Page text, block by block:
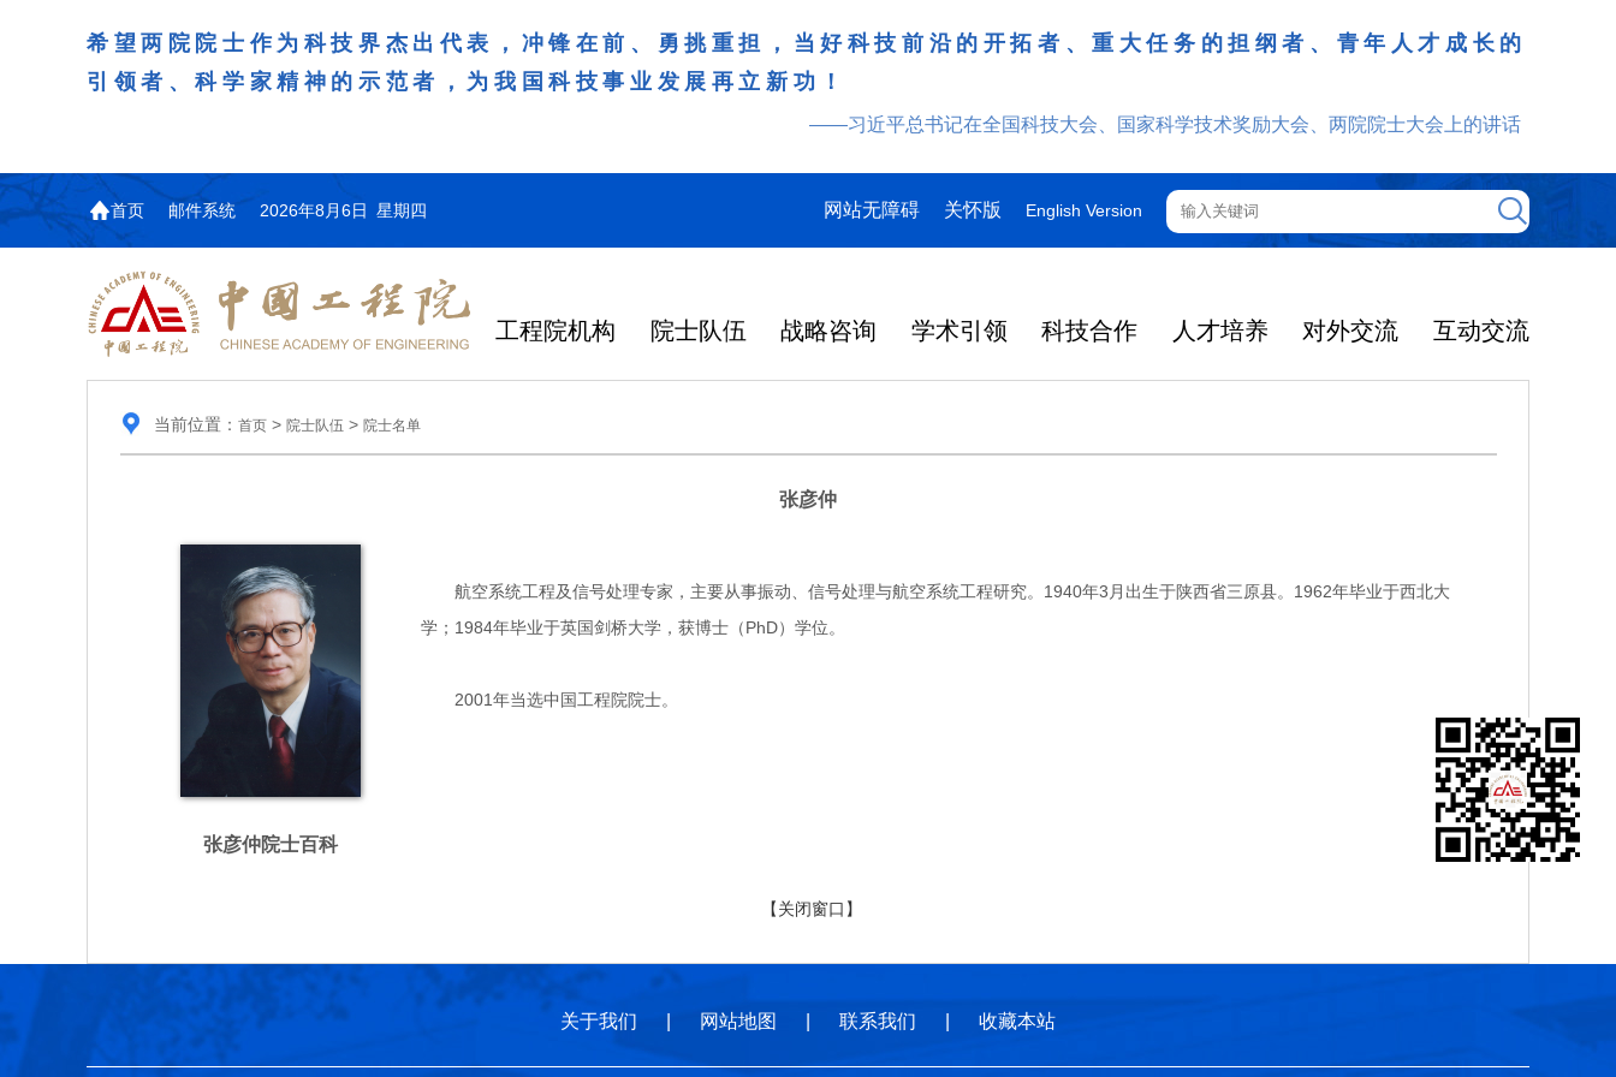
希望两院院士作为科技界杰出代表，冲锋在前、勇挑重担，当好科技前沿的开拓者、重大任务的担纲者、青年人才成长的
引领者、科学家精神的示范者，为我国科技事业发展再立新功！
——习近平总书记在全国科技大会、国家科学技术奖励大会、两院院士大会上的讲话
首页 邮件系统 2026年8月6日 星期四 网站无障碍 关怀版 English Version
工程院机构 院士队伍 战略咨询 学术引领 科技合作 人才培养 对外交流 互动交流
当前位置： 首页> 院士队伍 > 院士名单
张彦仲
张彦仲院士百科
航空系统工程及信号处理专家，主要从事振动、信号处理与航空系统工程研究。1940年3月出生于陕西省三原县。1962年毕业于西北大
学；1984年毕业于英国剑桥大学，获博士（PhD）学位。
2001年当选中国工程院院士。
【关闭窗口】
关于我们 网站地图 联系我们 收藏本站